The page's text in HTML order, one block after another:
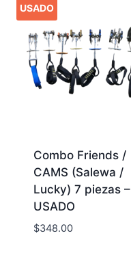
USADO
Combo Friends /
CAMS (Salewa /
Lucky) 7 piezas –
USADO
$348.00